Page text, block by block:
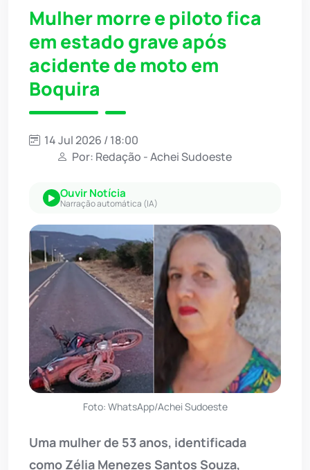
Mulher morre e piloto fica
em estado grave após
acidente de moto em
Boquira
14 Jul 2026 / 18:00
Por: Redação - Achei Sudoeste
Ouvir Notícia
Narração automática (IA)
Foto: WhatsApp/Achei Sudoeste
Uma mulher de 53 anos, identificada
como Zélia Menezes Santos Souza,